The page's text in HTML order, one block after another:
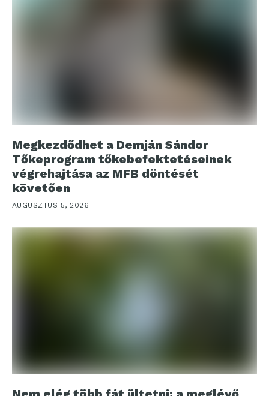
Megkezdődhet a Demján Sándor
Tőkeprogram tőkebefektetéseinek
végrehajtása az MFB döntését
követően
AUGUSZTUS 5, 2026